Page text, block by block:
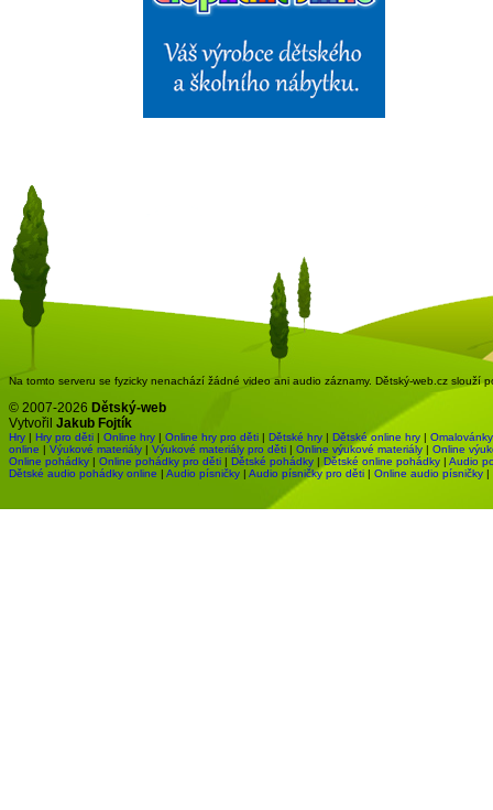
Na tomto serveru se fyzicky nenachází žádné video ani audio záznamy. Dětský-web.cz slouží
© 2007-2026 Dětský-web
Vytvořil Jakub Fojtík
Hry | Hry pro děti | Online hry | Online hry pro děti | Dětské hry | Dětské online hry | Omalovánky
online | Výukové materiály | Výukové materiály pro děti | Online výukové materiály | Online
Online pohádky | Online pohádky pro děti | Dětské pohádky | Dětské online pohádky | Audio
Dětské audio pohádky online | Audio písničky | Audio písničky pro děti | Online audio písničky |